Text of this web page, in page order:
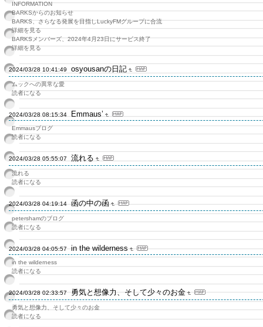
INFORMATION
BARKSからのお知らせ
BARKS、さらなる発展を目指しLuckyFMグループに合流
詳細を見る
BARKSメンバーズ、2024年4月23日にサービス終了
詳細を見る
2024/03/28 10:41:49 osyousanの日記
ムックへの異常な愛
読者になる
2024/03/28 08:15:34 Emmaus’
Emmausブログ
読者になる
2024/03/28 05:55:07 流れる
流れる
読者になる
2024/03/28 04:19:14 函の中の函
petershamのブログ
読者になる
2024/03/28 04:05:57 in the wilderness
in the wilderness
読者になる
2024/03/28 02:33:57 勇気と想像力、そして少々のお金
勇気と想像力、そして少々のお金
読者になる